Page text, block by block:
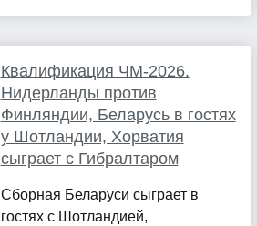
Квалификация ЧМ-2026.
Нидерланды против
Финляндии, Беларусь в гостях
у Шотландии, Хорватия
сыграет с Гибралтаром
Сборная Беларуси сыграет в
гостях с Шотландией,